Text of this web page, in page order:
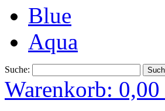
Blue
Aqua
Suche:
Warenkorb: 0,00